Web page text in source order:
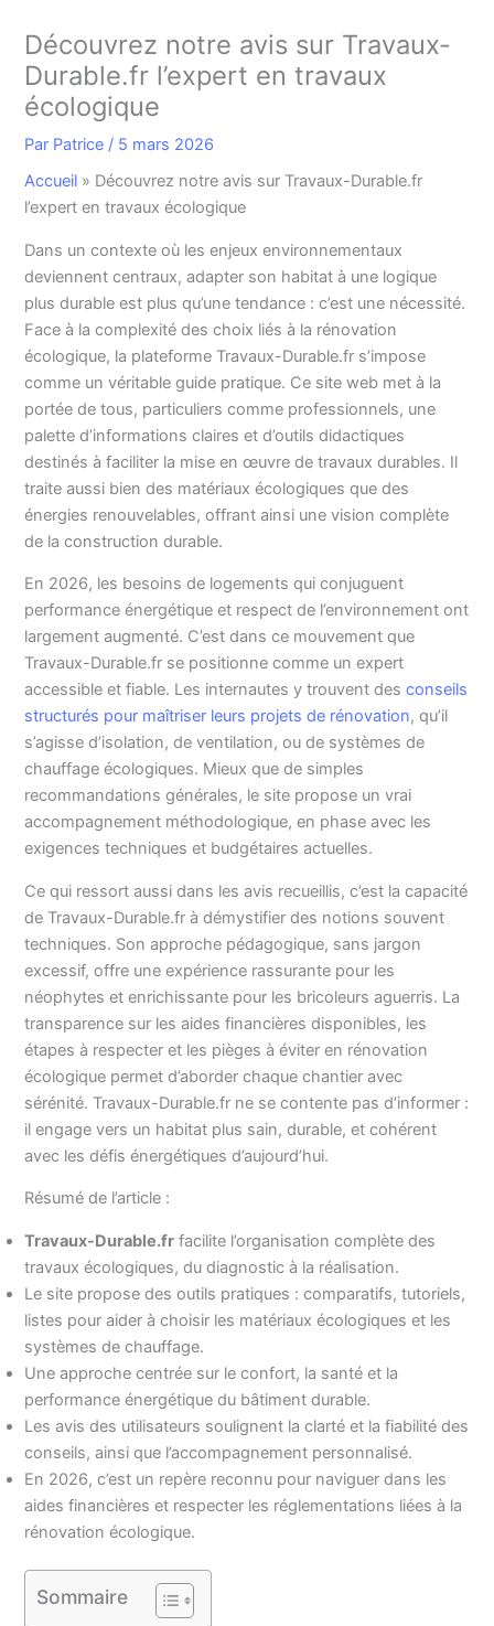
Découvrez notre avis sur Travaux-
Durable.fr l’expert en travaux
écologique
Par Patrice / 5 mars 2026
Accueil » Découvrez notre avis sur Travaux-Durable.fr
l’expert en travaux écologique
Dans un contexte où les enjeux environnementaux
deviennent centraux, adapter son habitat à une logique
plus durable est plus qu’une tendance : c’est une nécessité.
Face à la complexité des choix liés à la rénovation
écologique, la plateforme Travaux-Durable.fr s’impose
comme un véritable guide pratique. Ce site web met à la
portée de tous, particuliers comme professionnels, une
palette d’informations claires et d’outils didactiques
destinés à faciliter la mise en œuvre de travaux durables. Il
traite aussi bien des matériaux écologiques que des
énergies renouvelables, offrant ainsi une vision complète
de la construction durable.
En 2026, les besoins de logements qui conjuguent
performance énergétique et respect de l’environnement ont
largement augmenté. C’est dans ce mouvement que
Travaux-Durable.fr se positionne comme un expert
accessible et fiable. Les internautes y trouvent desconseils
structurés pour maîtriser leurs projets de rénovation, qu’il
s’agisse d’isolation, de ventilation, ou de systèmes de
chauffage écologiques. Mieux que de simples
recommandations générales, le site propose un vrai
accompagnement méthodologique, en phase avec les
exigences techniques et budgétaires actuelles.
Ce qui ressort aussi dans les avis recueillis, c’est la capacité
de Travaux-Durable.fr à démystifier des notions souvent
techniques. Son approche pédagogique, sans jargon
excessif, offre une expérience rassurante pour les
néophytes et enrichissante pour les bricoleurs aguerris. La
transparence sur les aides financières disponibles, les
étapes à respecter et les pièges à éviter en rénovation
écologique permet d’aborder chaque chantier avec
sérénité. Travaux-Durable.fr ne se contente pas d’informer :
il engage vers un habitat plus sain, durable, et cohérent
avec les défis énergétiques d’aujourd’hui.
Résumé de l’article :
Travaux-Durable.fr facilite l’organisation complète des
travaux écologiques, du diagnostic à la réalisation.
Le site propose des outils pratiques : comparatifs, tutoriels,
listes pour aider à choisir les matériaux écologiques et les
systèmes de chauffage.
Une approche centrée sur le confort, la santé et la
performance énergétique du bâtiment durable.
Les avis des utilisateurs soulignent la clarté et la fiabilité des
conseils, ainsi que l’accompagnement personnalisé.
En 2026, c’est un repère reconnu pour naviguer dans les
aides financières et respecter les réglementations liées à la
rénovation écologique.
Sommaire